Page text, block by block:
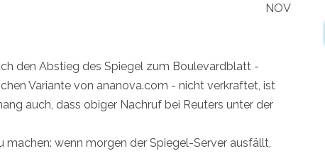
NOV
den Abstieg des Spiegel zum Boulevardblatt -
Variante von ananova.com - nicht verkraftet, ist
auch, dass obiger Nachruf bei Reuters unter der
wenn morgen der Spiegel-Server ausfällt,